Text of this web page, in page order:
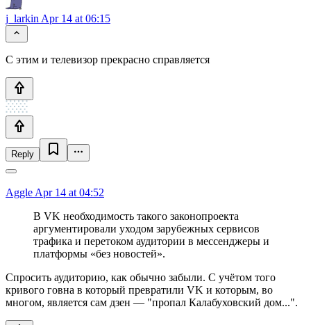
j_larkin Apr 14 at 06:15
С этим и телевизор прекрасно справляется
Reply
Aggle Apr 14 at 04:52
В VK необходимость такого законопроекта
аргументировали уходом зарубежных сервисов
трафика и перетоком аудитории в мессенджеры и
платформы «без новостей».
Спросить аудиторию, как обычно забыли. С учётом того
кривого говна в который превратили VK и которым, во
многом, является сам дзен — "пропал Калабуховский дом...".